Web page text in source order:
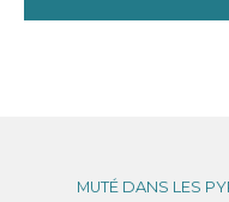
MUTÉ DANS LES